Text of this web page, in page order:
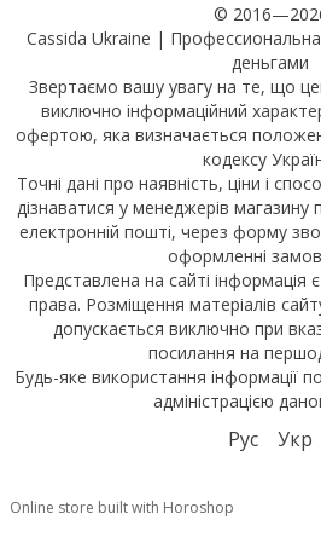
©
Cassida Ukraine |
деньгами
Звертаємо вашу увагу на те, що
виключно інформаційний
офертою, яка визначається
кодексу
Точні дані про наявність, ціни і
дізнаватися у менеджерів
електронній пошті, через форму
оформленні
Представлена на сайті інформація
права. Розміщення матеріалів
допускається виключно при
посилання на
Будь-яке використання інформації
адміністрацією
Рус Укр
Online store built with Horoshop